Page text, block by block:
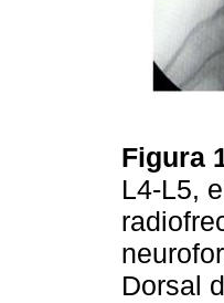
Figura
L4-L5,
Dorsal